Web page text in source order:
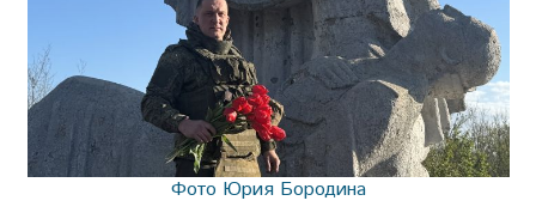
Фото Юрия Бородина